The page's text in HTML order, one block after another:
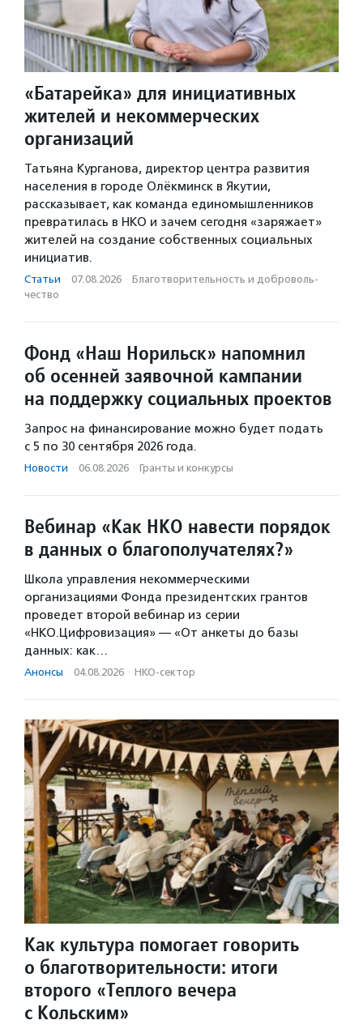
«Батарейка» для инициативных
жителей и некоммерческих
организаций
Татьяна Курганова, директор центра развития
населения в городе Олёкминск в Якутии,
рассказывает, как команда единомышленников
превратилась в НКО и зачем сегодня «заряжает»
жителей на создание собственных социальных
инициатив.
Статьи · 07.08.2026 · Благотвори­тель­ность и доброволь­
чест­во
Фонд «Наш Норильск» напомнил
об осенней заявочной кампании
на поддержку социальных проектов
Запрос на финансирование можно будет подать
с 5 по 30 сентября 2026 года.
Новости · 06.08.2026 · Гранты и конкурсы
Вебинар «Как НКО навести порядок
в данных о благополучателях?»
Школа управления некоммерческими
организациями Фонда президентских грантов
проведет второй вебинар из серии
«НКО.Цифровизация» — «От анкеты до базы
данных: как…
Анонсы · 04.08.2026 · НКО-сектор
Как культура помогает говорить
о благотворительности: итоги
второго «Теплого вечера
с Кольским»